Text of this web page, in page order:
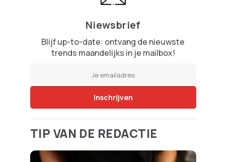
Niewsbrief
Blijf up-to-date: ontvang de nieuwste
trends maandelijks in je mailbox!
TIP VAN DE REDACTIE